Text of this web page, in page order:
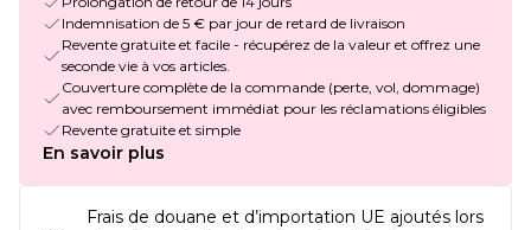
Indemnisation de 5 € par jour de retard de livraison
Revente gratuite et facile - récupérez de la valeur et offrez une
seconde vie à vos articles.
Couverture complète de la commande (perte, vol, dommage)
avec remboursement immédiat pour les réclamations éligibles
Revente gratuite et simple
En savoir plus
Frais de douane et d’importation UE ajoutés lors